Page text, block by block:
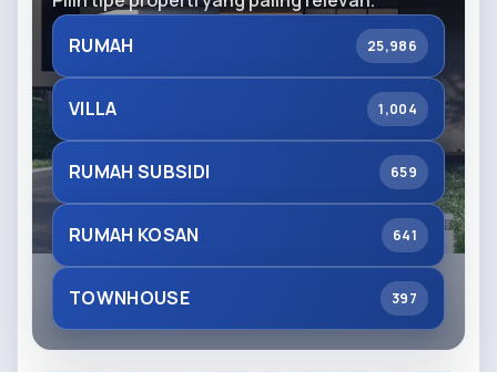
RUMAH
25,986
VILLA 1,004
RUMAH SUBSIDI 659
RUMAH KOSAN 641
TOWNHOUSE 397